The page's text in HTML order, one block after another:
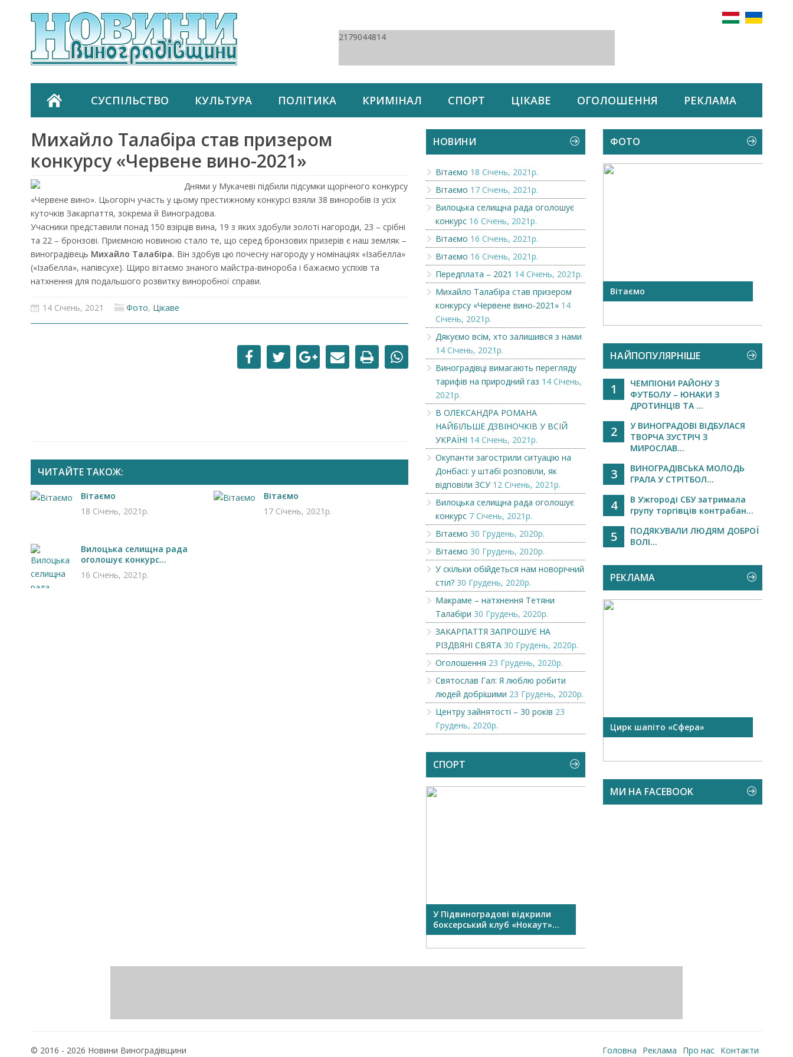
2179044814
СУСПІЛЬСТВО КУЛЬТУРА ПОЛІТИКА КРИМІНАЛ СПОРТ ЦІКАВЕ ОГОЛОШЕННЯ РЕКЛАМА
Михайло Талабіра став призером
конкурсу «Червене вино-2021»
Днями у Мукачеві підбили підсумки щорічного конкурсу
«Червене вино». Цьогоріч участь у цьому престижному конкурсі взяли 38 виноробів із усіх
куточків Закарпаття, зокрема й Виноградова.
Учасники представили понад 150 взірців вина, 19 з яких здобули золоті нагороди, 23 – срібні
та 22 – бронзові. Приємною новиною стало те, що серед бронзових призерів є наш земляк –
виноградівець Михайло Талабіра. Він здобув цю почесну нагороду у номінаціях «Ізабелла»
(«Ізабелла», напівсухе). Щиро вітаємо знаного майстра-винороба і бажаємо успіхів та
натхнення для подальшого розвитку виноробної справи.
14 Січень, 2021 Фото, Цікаве
ЧИТАЙТЕ ТАКОЖ:
Вітаємо
18 Січень, 2021р.
Вітаємо
17 Січень, 2021р.
Вилоцька селищна рада
оголошує конкурс...
16 Січень, 2021р.
НОВИНИ
Вітаємо 18 Січень, 2021р.
Вітаємо 17 Січень, 2021р.
Вилоцька селищна рада оголошує
конкурс 16 Січень, 2021р.
Вітаємо 16 Січень, 2021р.
Вітаємо 16 Січень, 2021р.
Передплата – 2021 14 Січень, 2021р.
Михайло Талабіра став призером
конкурсу «Червене вино-2021» 14
Січень, 2021р.
Дякуємо всім, хто залишився з нами
14 Січень, 2021р.
Виноградівці вимагають перегляду
тарифів на природний газ 14 Січень,
2021р.
В ОЛЕКСАНДРА РОМАНА
НАЙБІЛЬШЕ ДЗВІНОЧКІВ У ВСІЙ
УКРАЇНІ 14 Січень, 2021р.
Окупанти загострили ситуацію на
Донбасі: у штабі розповіли, як
відповіли ЗСУ 12 Січень, 2021р.
Вилоцька селищна рада оголошує
конкурс 7 Січень, 2021р.
Вітаємо 30 Грудень, 2020р.
Вітаємо 30 Грудень, 2020р.
У скільки обійдеться нам новорічний
стіл? 30 Грудень, 2020р.
Макраме – натхнення Тетяни
Талабіри 30 Грудень, 2020р.
ЗАКАРПАТТЯ ЗАПРОШУЄ НА
РІЗДВЯНІ СВЯТА 30 Грудень, 2020р.
Оголошення 23 Грудень, 2020р.
Святослав Гал: Я люблю робити
людей добрішими 23 Грудень, 2020р.
Центру зайнятості – 30 років 23
Грудень, 2020р.
СПОРТ
У Підвиноградові відкрили
боксерський клуб «Нокаут»...
ФОТО
Вітаємо Вітаємо
НАЙПОПУЛЯРНІШЕ
1
ЧЕМПІОНИ РАЙОНУ З
ФУТБОЛУ – ЮНАКИ З
ДРОТИНЦІВ ТА ...
2
У ВИНОГРАДОВІ ВІДБУЛАСЯ
ТВОРЧА ЗУСТРІЧ З
МИРОСЛАВ...
3
ВИНОГРАДІВСЬКА МОЛОДЬ
ГРАЛА У СТРІТБОЛ...
4
В Ужгороді СБУ затримала
групу торгівців контрабан...
5
ПОДЯКУВАЛИ ЛЮДЯМ ДОБРОЇ
ВОЛІ...
РЕКЛАМА
Викупимо бруньки чорної
смородини...
Цирк шапіто «Сфера»
МИ НА FACEBOOK
© 2016 - 2026 Новини Виноградівщини Головна Реклама Про нас Контакти